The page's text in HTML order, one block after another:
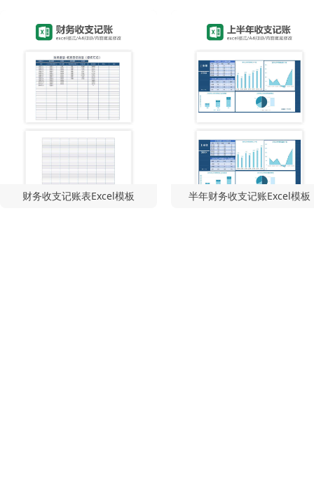
财务收支记账表Excel模板 半年财务收支记账Excel模板